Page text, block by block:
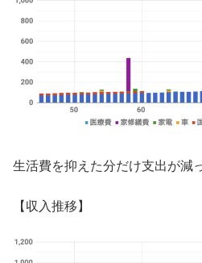
生活費を抑えた分だけ支出が減
【収入推移】